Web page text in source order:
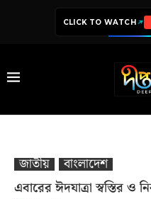
CLICK TO WATCH
জাতীয়
বাংলাদেশ
এবারের ঈদযাত্রা স্বস্তির